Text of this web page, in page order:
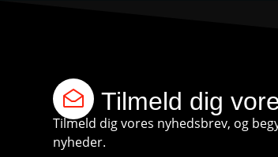
Tilmeld dig
Tilmeld dig vores nyhedsbrev, og
nyheder.